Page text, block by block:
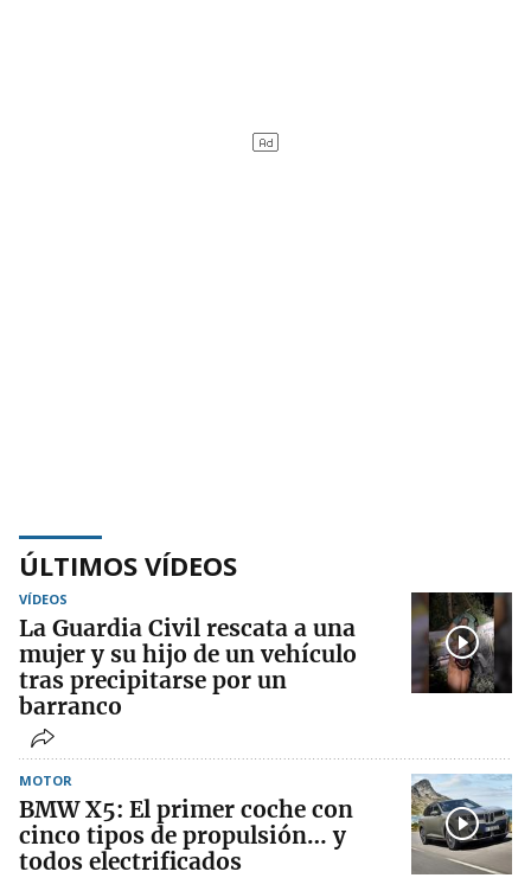
ÚLTIMOS VÍDEOS
VÍDEOS
La Guardia Civil rescata a una
mujer y su hijo de un vehículo
tras precipitarse por un
barranco
MOTOR
BMW X5: El primer coche con
cinco tipos de propulsión… y
todos electrificados